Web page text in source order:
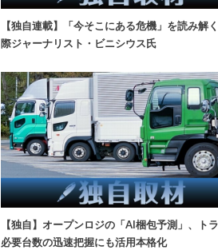
【独自連載】「今そこにある危機」を読み解
際ジャーナリスト・ビニシウス氏
【独自】オープンロジの「AI梱包予測」、ト
必要台数の迅速把握にも活用本格化